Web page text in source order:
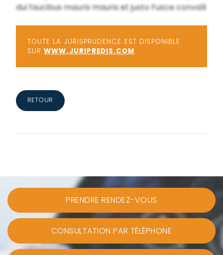
dui faucibus mauris mauris et justo Fusce convalli
TOUTE LA JURISPRUDENCE EST DISPONIBLE
SURWWW.JURIPREDIS.COM
RETOUR
PRENDRE RENDEZ-VOUS
CONSULTATION PAR TÉLÉPHONE